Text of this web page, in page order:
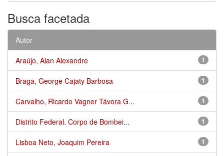
Busca facetada
Autor
1
Araújo, Alan Alexandre
1
Braga, George Cajaty Barbosa
1
Carvalho, Ricardo Vagner Távora G...
1
Distrito Federal. Corpo de Bombei...
1
Lisboa Neto, Joaquim Pereira